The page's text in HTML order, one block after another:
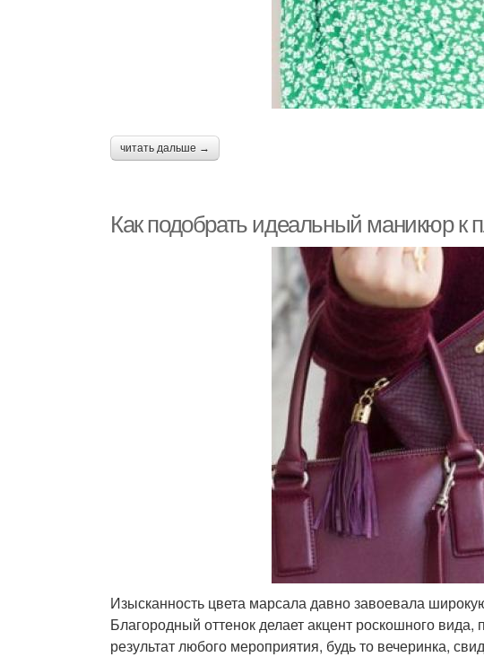
Маникюр с цветами
читать дальше →
Как подобрать идеальный маникюр к
Изысканность цвета марсала давно завоевала
Благородный оттенок делает акцент роскошного
результат любого мероприятия, будь то вечеринка,